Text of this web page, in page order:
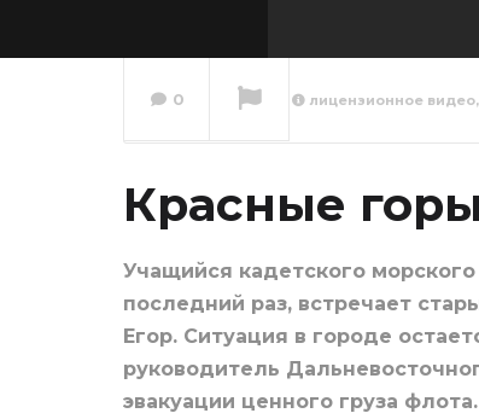
Сейчас вы смотрите
0 лицензионное
Красные
Учащийся кадетского
последний раз, встречает
Егор. Ситуация в городе
руководитель
эвакуации ценного груза флота.